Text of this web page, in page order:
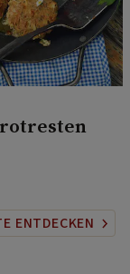
ENTDECKEN